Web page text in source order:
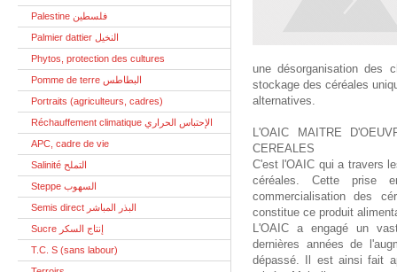
Palestine فلسطين
Palmier dattier النخيل
Phytos, protection des cultures
Pomme de terre البطاطس
Portraits (agriculteurs, cadres)
Réchauffement climatique الإحتباس الحراري
APC, cadre de vie
Salinité التملح
Steppe السهوب
Semis direct البذر المباشر
Sucre إنتاج السكر
T.C. S (sans labour)
une désorganisation des
stockage des céréales
alternatives.
L'OAIC MAITRE
CEREALES
C'est l'OAIC qui a travers
céréales. Cette prise
commercialisation des
constitue ce produit
L'OAIC a engagé un
dernières années de
dépassé. Il est ainsi fait